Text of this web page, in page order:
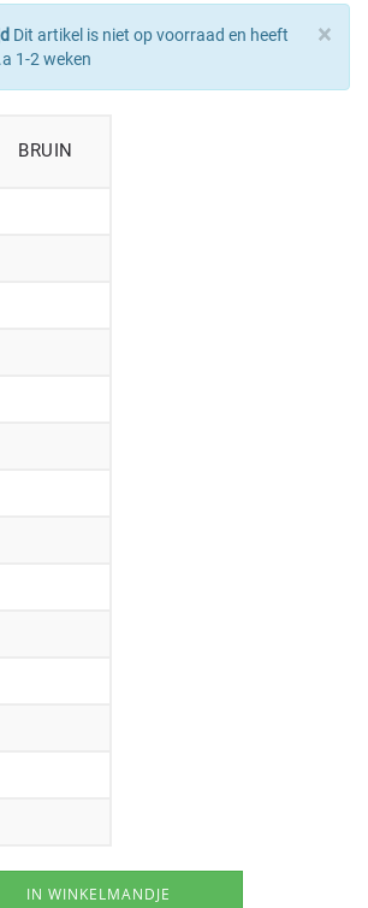
×
Dit artikel is niet op voorraad en heeft
1-2 weken
BRUIN